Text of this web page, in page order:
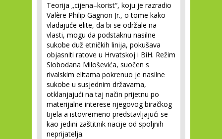
Teorija „cijena–korist“, koju je razradio
Valère Philip Gagnon Jr., o tome kako
vladajuće elite, da bi se održale na
vlasti, mogu da podstaknu nasilne
sukobe duž etničkih linija, pokušava
objasniti ratove u Hrvatskoj i BiH. Režim
Slobodana Miloševića, suočen s
rivalskim elitama pokrenuo je nasilne
sukobe u susjednim državama,
otklanjajući na taj način prijetnu po
materijalne interese njegovog biračkog
tijela a istovremeno predstavljajući se
kao jedini zaštitnik nacije od spoljnih
neprijatelja.